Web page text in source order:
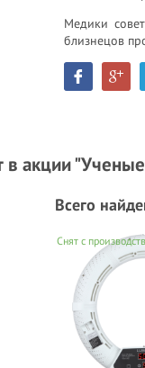
Медики
близнецов
акции
Всего
Снят с